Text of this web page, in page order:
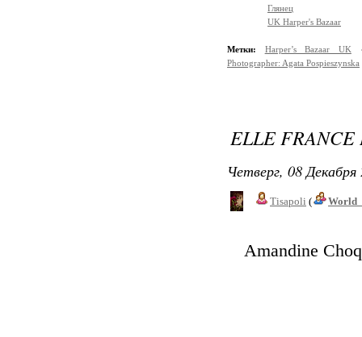
Глянец
UK Harper's Bazaar
Метки:
Harper’s Bazaar UK
Photographer: Agata Pospieszynska
ELLE
Четверг, 08
Tisapoli (
Amandine